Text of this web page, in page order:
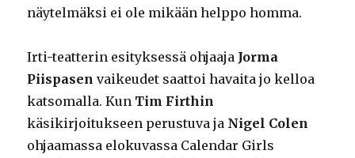
näytelmäksi ei ole mikään helppo homma.
Irti-teatterin esityksessä ohjaaja Jorma
Piispasen vaikeudet saattoi havaita jo kelloa
katsomalla. Kun Tim Firthin
käsikirjoitukseen perustuva ja Nigel Colen
ohjaamassa elokuvassa Calendar Girls